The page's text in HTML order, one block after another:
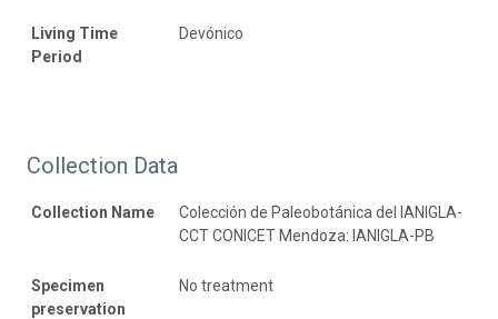
Living Time
Period
Devónico
Collection Data
Collection Name
Colección de Paleobotánica del IANIGLA-
CCT CONICET Mendoza: IANIGLA-PB
Specimen
preservation
No treatment